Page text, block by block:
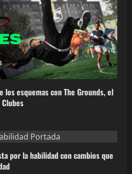
los esquemas con The Grounds, el
por la habilidad con cambios que